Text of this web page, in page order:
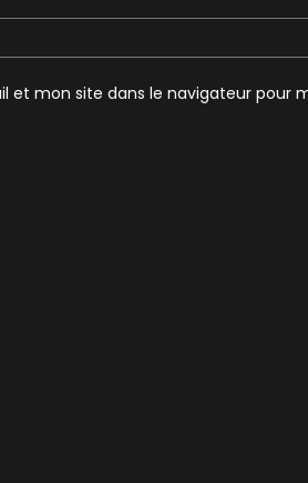
et mon site dans le navigateur pour